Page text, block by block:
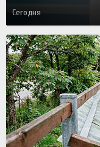
Сегодня